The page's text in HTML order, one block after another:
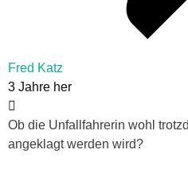
Fred Katz
3 Jahre her
Ob die Unfallfahrerin wohl
angeklagt werden wird?